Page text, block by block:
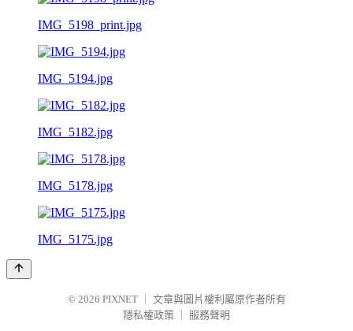
IMG_5198_print.jpg
IMG_5194.jpg
IMG_5182.jpg
IMG_5178.jpg
IMG_5175.jpg
© 2026 PIXNET
文章與圖片權利屬原作者所有
隱私權政策
服務聲明